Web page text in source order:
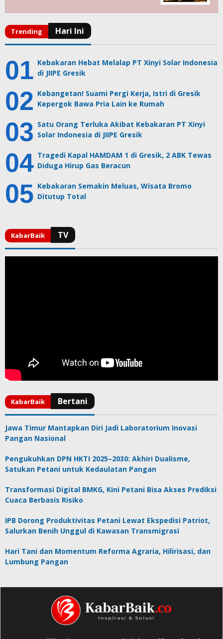
Kebakaran Hebat Melalap PT Xinyi Solar Indonesia
di JIIPE Gresik
Kebangetan! Suami Pergi Kerja, Istri di Gresik
Kepergok Bawa Pria Lain ke Rumah
Satu Orang Terluka Akibat Kebakaran PT Xinyi
Solar Indonesia di JIIPE Gresik
Tragedi Kapal HAMDAM 1 di Gresik, 2 ABK Tewas
Diduga Hirup Gas Beracun
Kebakaran Semakin Meluas, Wisata Bromo
Ditutup Total
Jawa Timur Mantapkan Diri Jadi Laboratorium Inovasi
Pangan Nasional
Pengukuhkan DPN HKTI 2025–2030: Akhiri Dualisme,
Satukan Petani untuk Kedaulatan Pangan
Transformasi Digital BMKG, Kini Petani Bisa Akses Prediksi
Cuaca Berbasis Risiko
IPB Dorong Produktivitas Petani Lewat Ekspedisi Patriot,
Salurkan Benih Unggul di Kawasan Transmigrasi
Hari Tani dan Momentum Reforma Agraria, Hilirisasi, dan
Lumbung Pangan